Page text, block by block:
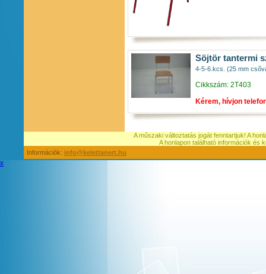
Söjtör tantermi
4-5-6.kcs. (25 mm
Cikkszám: 2T403
Kérem, hívjon
A műszaki változtatás jogát fenntartjuk! A
A honlapon található információk és
Információk: info@kelettanert.hu
x